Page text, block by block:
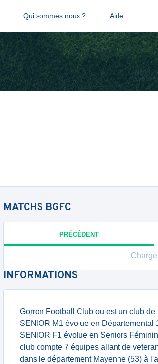
Qui sommes nous ? Aide
MATCHS BGFC
PRÉCÉDENT
INFORMATIONS
Gorron Football Club ou est un club
SENIOR M1 évolue en
SENIOR F1 évolue en Seniors
club compte 7 équipes allant de
dans le département Mayenne (53) à